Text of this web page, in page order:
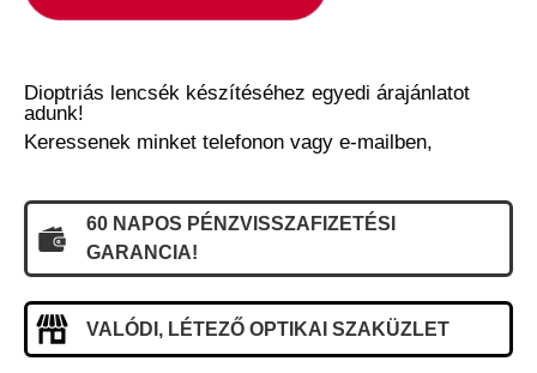
Dioptriás lencsék készítéséhez egyedi árajánlatot
adunk!
Keressenek minket telefonon vagy e-mailben,
60 NAPOS PÉNZVISSZAFIZETÉSI
GARANCIA!
VALÓDI, LÉTEZŐ OPTIKAI SZAKÜZLET